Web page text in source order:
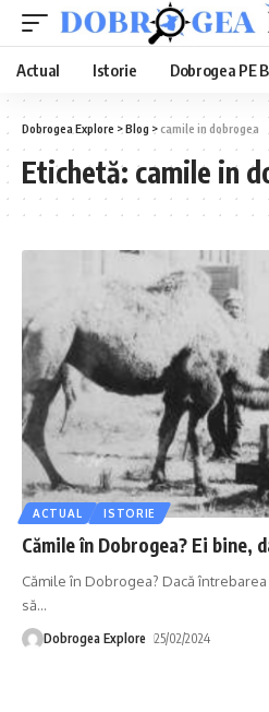
Actual Istorie Dobrogea PE
Dobrogea Explore >Blog > camile in dobrogea
Etichetă: camile in
ACTUAL ISTORIE
Cămile în Dobrogea? Ei bine,
Cămile în Dobrogea? Dacă
să…
Dobrogea Explore 25/02/2024